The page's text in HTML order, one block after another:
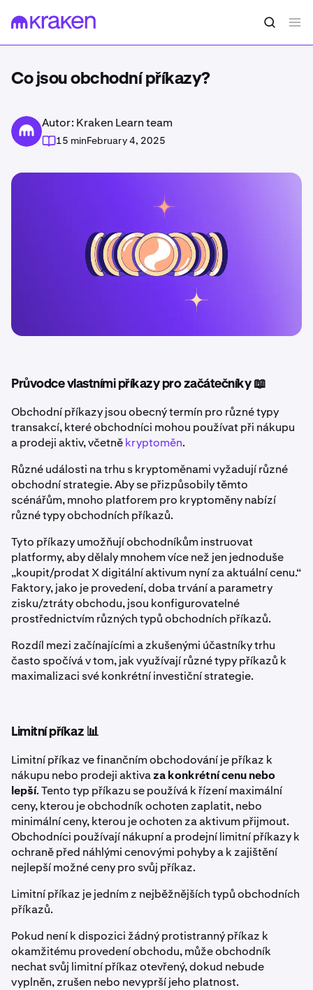
Co jsou obchodní příkazy?
Autor: Kraken Learn team
15 minFebruary 4, 2025
Průvodce vlastními příkazy pro začátečníky 📖
Obchodní příkazy jsou obecný termín pro různé typy
transakcí, které obchodníci mohou používat při nákupu
a prodeji aktiv, včetněkryptoměn.
Různé události na trhu s kryptoměnami vyžadují různé
obchodní strategie. Aby se přizpůsobily těmto
scénářům, mnoho platforem pro kryptoměny nabízí
různé typy obchodních příkazů.
Tyto příkazy umožňují obchodníkům instruovat
platformy, aby dělaly mnohem více než jen jednoduše
„koupit/prodat X digitální aktivum nyní za aktuální cenu.“
Faktory, jako je provedení, doba trvání a parametry
zisku/ztráty obchodu, jsou konfigurovatelné
prostřednictvím různých typů obchodních příkazů.
Rozdíl mezi začínajícími a zkušenými účastníky trhu
často spočívá v tom, jak využívají různé typy příkazů k
maximalizaci své konkrétní investiční strategie.
Limitní příkaz 📊
Limitní příkaz ve finančním obchodování je příkaz k
nákupu nebo prodeji aktivaza konkrétní cenu nebo
lepší. Tento typ příkazu se používá k řízení maximální
ceny, kterou je obchodník ochoten zaplatit, nebo
minimální ceny, kterou je ochoten za aktivum přijmout.
Obchodníci používají nákupní a prodejní limitní příkazy k
ochraně před náhlými cenovými pohyby a k zajištění
nejlepší možné ceny pro svůj příkaz.
Limitní příkaz je jedním z nejběžnějších typů obchodních
příkazů.
Pokud není k dispozici žádný protistranný příkaz k
okamžitému provedení obchodu, může obchodník
nechat svůj limitní příkaz otevřený, dokud nebude
vyplněn, zrušen nebo nevyprší jeho platnost.